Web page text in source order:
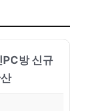
방 신규